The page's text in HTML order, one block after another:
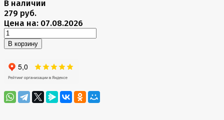
В наличии
279 руб.
Цена на: 07.08.2026
В корзину